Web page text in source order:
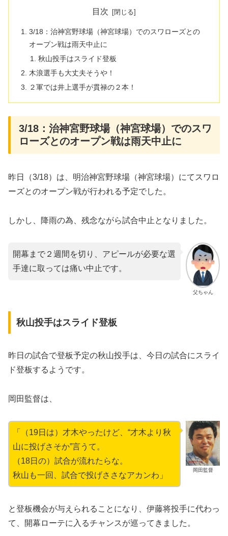
目次
3/18：治神宮野球場（神宮球場）でのスワローズとの
オープン戦は雨天中止に
秋山投手はスライド登板
木浪選手も大丈夫そうや！
２軍では井上選手が貫禄の２本！
3/18：治神宮野球場（神宮球場）でのスワ
ローズとのオープン戦は雨天中止に
昨日（3/18）は、明治神宮野球場（神宮球場）にてスワロ
ーズとのオープン戦が行われる予定でした。
しかし、降雨の為、残念ながら試合中止となりました。
父ちゃん
開幕まで２週間を切り、アピールが必要な選
手達に取っては痛い中止です。
秋山投手はスライド登板
昨日の試合で登板予定の秋山投手は、今日の試合にスライ
ド登板するようです。
岡田監督は、
岡田監督
「（19日は）才木やったけど、“才木より秋
山に投げさそか”言うて。
（18日の）試合が流れたらな。
秋山も一回、試合で投げささなアカンわ」
と登板機会が与えられることになり、伊藤将投手に代わっ
て、開幕ローテに入るチャンスが巡ってきました。